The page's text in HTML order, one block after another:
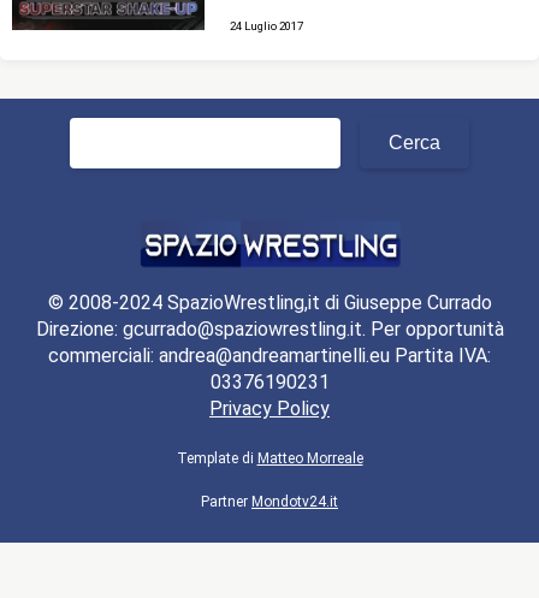
24 Luglio 2017
Ricerca
© 2008-2024 SpazioWrestling,it di Giuseppe Currado
Direzione: gcurrado@spaziowrestling.it. Per opportunità
commerciali: andrea@andreamartinelli.eu Partita IVA:
03376190231
Privacy Policy
Template di Matteo Morreale
Partner Mondotv24.it